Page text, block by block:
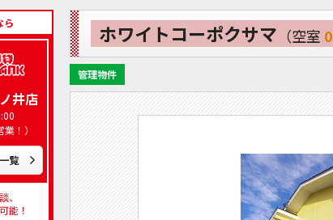
ら
井店
！）
覧
、
能！
ホワイトコーポクサマ （空室 0
管理物件